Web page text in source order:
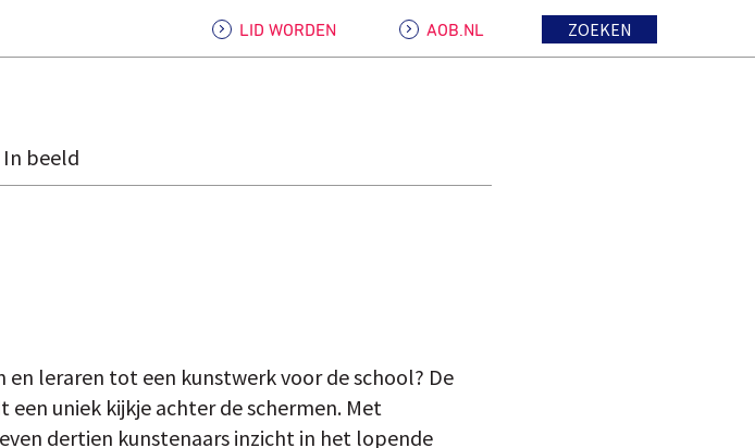
LID WORDEN AOB.NL ZOEKEN
In beeld
leraren tot een kunstwerk voor de school? De
uniek kijkje achter de schermen. Met
dertien kunstenaars inzicht in het lopende